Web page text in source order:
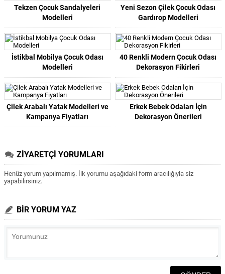
Tekzen Çocuk Sandalyeleri
Modelleri
Yeni Sezon Çilek Çocuk Odası
Gardırop Modelleri
İstikbal Mobilya Çocuk Odası
Modelleri
40 Renkli Modern Çocuk Odası
Dekorasyon Fikirleri
Çilek Arabalı Yatak Modelleri ve
Kampanya Fiyatları
Erkek Bebek Odaları İçin
Dekorasyon Önerileri
ZİYARETÇİ YORUMLARI
Henüz yorum yapılmamış. İlk yorumu aşağıdaki form aracılığıyla siz
yapabilirsiniz.
BİR YORUM YAZ